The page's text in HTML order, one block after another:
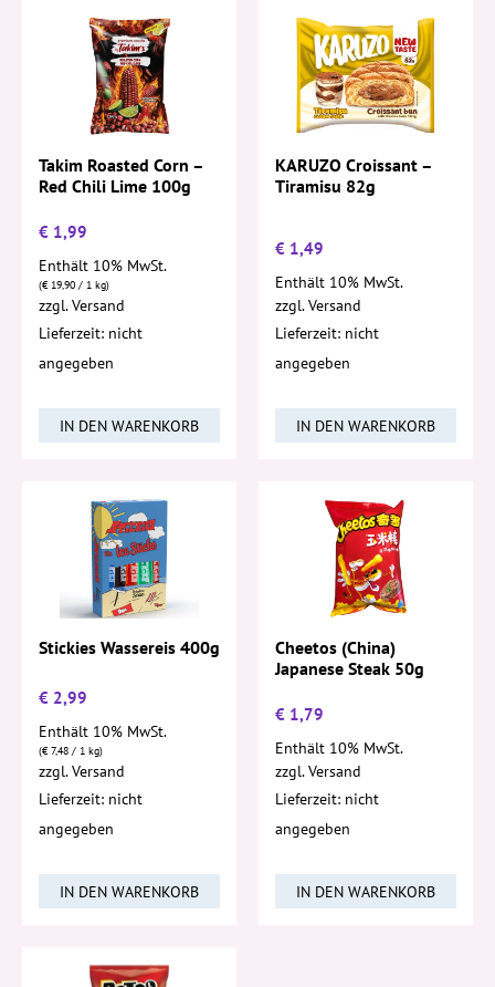
Takim Roasted Corn –
Red Chili Lime 100g
€ 1,99
Enthält 10% MwSt.
(€ 19,90 / 1 kg)
zzgl.Versand
Lieferzeit: nicht
angegeben
IN DEN WARENKORB
KARUZO Croissant –
Tiramisu 82g
€ 1,49
Enthält 10% MwSt.
zzgl.Versand
Lieferzeit: nicht
angegeben
IN DEN WARENKORB
Stickies Wassereis 400g
€ 2,99
Enthält 10% MwSt.
(€7,48 / 1 kg)
zzgl.Versand
Lieferzeit: nicht
angegeben
IN DEN WARENKORB
Cheetos (China)
Japanese Steak 50g
€ 1,79
Enthält 10% MwSt.
zzgl.Versand
Lieferzeit: nicht
angegeben
IN DEN WARENKORB